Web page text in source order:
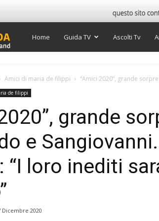
Super
TV
Home Guida TV Ascolti Tv
Amici di maria de filippi “Amici 2020”, grande
de filippi
grande
e
“I loro inediti
Dicembre 2020